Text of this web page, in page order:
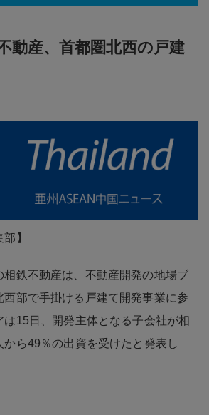
動産、首都圏北西の戸建
】
相鉄不動産は、不動産開発の地場ブ
西部で手掛ける戸建て開発事業に参
は15日、開発主体となる子会社が相
ら49％の出資を受けたと発表し